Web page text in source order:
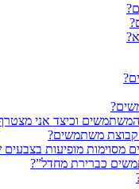
המשתמשים וכיצד אני
קבוצת משתמשים?
מופיעות בצבעים
כברירת מחדל”?